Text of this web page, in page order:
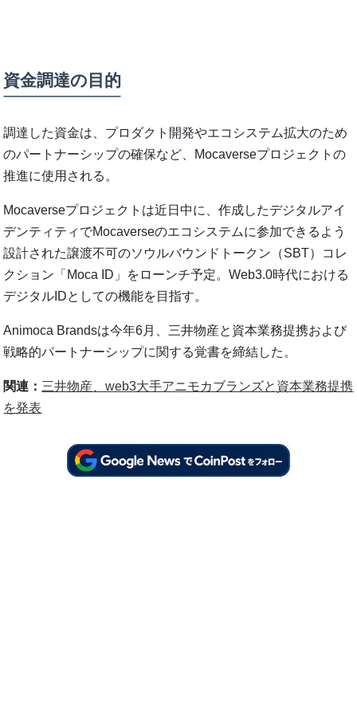
資金調達の目的
調達した資金は、プロダクト開発やエコシステム拡大のため
のパートナーシップの確保など、Mocaverseプロジェクトの
推進に使用される。
Mocaverseプロジェクトは近日中に、作成したデジタルアイ
デンティティでMocaverseのエコシステムに参加できるよう
設計された譲渡不可のソウルバウンドトークン（SBT）コレ
クション「Moca ID」をローンチ予定。Web3.0時代における
デジタルIDとしての機能を目指す。
Animoca Brandsは今年6月、三井物産と資本業務提携および
戦略的パートナーシップに関する覚書を締結した。
関連： 三井物産、web3大手アニモカブランズと資本業務提携
を発表